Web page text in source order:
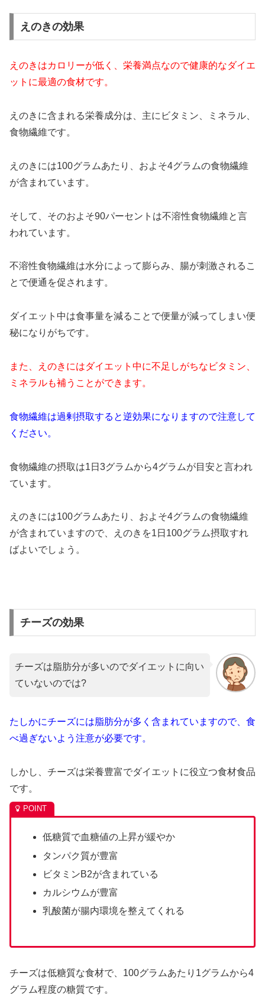
えのきの効果
えのきはカロリーが低く、栄養満点なので健康的なダイエ
ットに最適の食材です。
えのきに含まれる栄養成分は、主にビタミン、ミネラル、
食物繊維です。
えのきには100グラムあたり、およそ4グラムの食物繊維
が含まれています。
そして、そのおよそ90パーセントは不溶性食物繊維と言
われています。
不溶性食物繊維は水分によって膨らみ、腸が刺激されるこ
とで便通を促されます。
ダイエット中は食事量を減ることで便量が減ってしまい便
秘になりがちです。
また、えのきにはダイエット中に不足しがちなビタミン、
ミネラルも補うことができます。
食物繊維は過剰摂取すると逆効果になりますので注意して
ください。
食物繊維の摂取は1日3グラムから4グラムが目安と言われ
ています。
えのきには100グラムあたり、およそ4グラムの食物繊維
が含まれていますので、えのきを1日100グラム摂取すれ
ばよいでしょう。
チーズの効果
チーズは脂肪分が多いのでダイエットに向い
ていないのでは?
たしかにチーズには脂肪分が多く含まれていますので、食
べ過ぎないよう注意が必要です。
しかし、チーズは栄養豊富でダイエットに役立つ食材食品
です。
低糖質で血糖値の上昇が緩やか
タンパク質が豊富
ビタミンB2が含まれている
カルシウムが豊富
乳酸菌が腸内環境を整えてくれる
チーズは低糖質な食材で、100グラムあたり1グラムから4
グラム程度の糖質です。